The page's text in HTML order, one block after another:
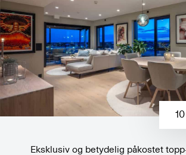
Eksklusiv og betydelig påkostet